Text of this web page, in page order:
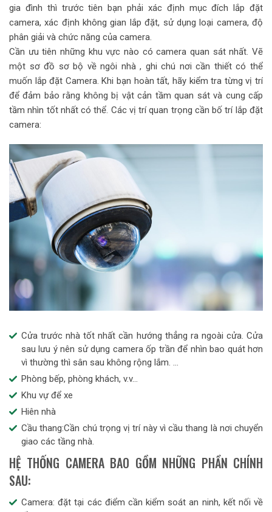
gia đình thì trước tiên bạn phải xác định mục đích lắp đặt
camera, xác định không gian lắp đặt, sử dụng loại camera, độ
phân giải và chức năng của camera.
Cần ưu tiên những khu vực nào có camera quan sát nhất. Vẽ
một sơ đồ sơ bộ về ngôi nhà , ghi chú nơi cần thiết có thể
muốn lắp đặt Camera. Khi bạn hoàn tất, hãy kiểm tra từng vị trí
để đảm bảo rằng không bị vật cản tầm quan sát và cung cấp
tầm nhìn tốt nhất có thể. Các vị trí quan trọng cần bố trí lắp đặt
camera:
Cửa trước nhà tốt nhất cần hướng thẳng ra ngoài cửa. Cửa
sau lưu ý nên sử dụng camera ốp trần để nhìn bao quát hơn
vì thường thì sân sau không rộng lắm. …
Phòng bếp, phòng khách, v.v…
Khu vự để xe
Hiên nhà
Cầu thang:Cần chú trọng vị trí này vì cầu thang là nơi chuyển
giao các tầng nhà.
HỆ THỐNG CAMERA BAO GỒM NHỮNG PHẦN CHÍNH
SAU:
Camera: đặt tại các điểm cần kiểm soát an ninh, kết nối về